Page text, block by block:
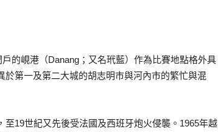
的峴港（Danang；又名玳藍）作為比賽地點格外具
第一及第二大城的胡志明市與河內市的繁忙與混
19世紀又先後受法國及西班牙炮火侵襲。1965年越